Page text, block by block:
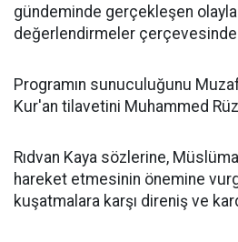
gündeminde gerçekleşen
değerlendirmeler
Programın sunuculuğunu
Kur'an tilavetini Muhammed
Rıdvan Kaya sözlerine,
hareket etmesinin önemine
kuşatmalara karşı direniş ve